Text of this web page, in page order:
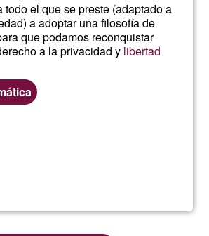
todo el que se preste (adaptado a
a adoptar una filosofía de
que podamos reconquistar
a la privacidad y libertad